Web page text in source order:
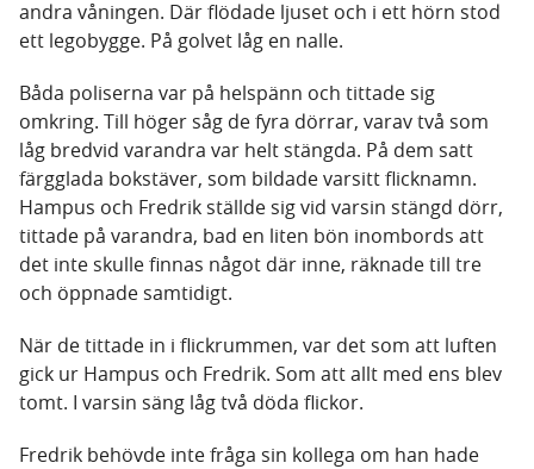
andra våningen. Där flödade ljuset och i ett hörn stod
ett legobygge. På golvet låg en nalle.
Båda poliserna var på helspänn och tittade sig
omkring. Till höger såg de fyra dörrar, varav två som
låg bredvid varandra var helt stängda. På dem satt
färgglada bokstäver, som bildade varsitt flicknamn.
Hampus och Fredrik ställde sig vid varsin stängd dörr,
tittade på varandra, bad en liten bön inombords att
det inte skulle finnas något där inne, räknade till tre
och öppnade samtidigt.
När de tittade in i flickrummen, var det som att luften
gick ur Hampus och Fredrik. Som att allt med ens blev
tomt. I varsin säng låg två döda flickor.
Fredrik behövde inte fråga sin kollega om han hade